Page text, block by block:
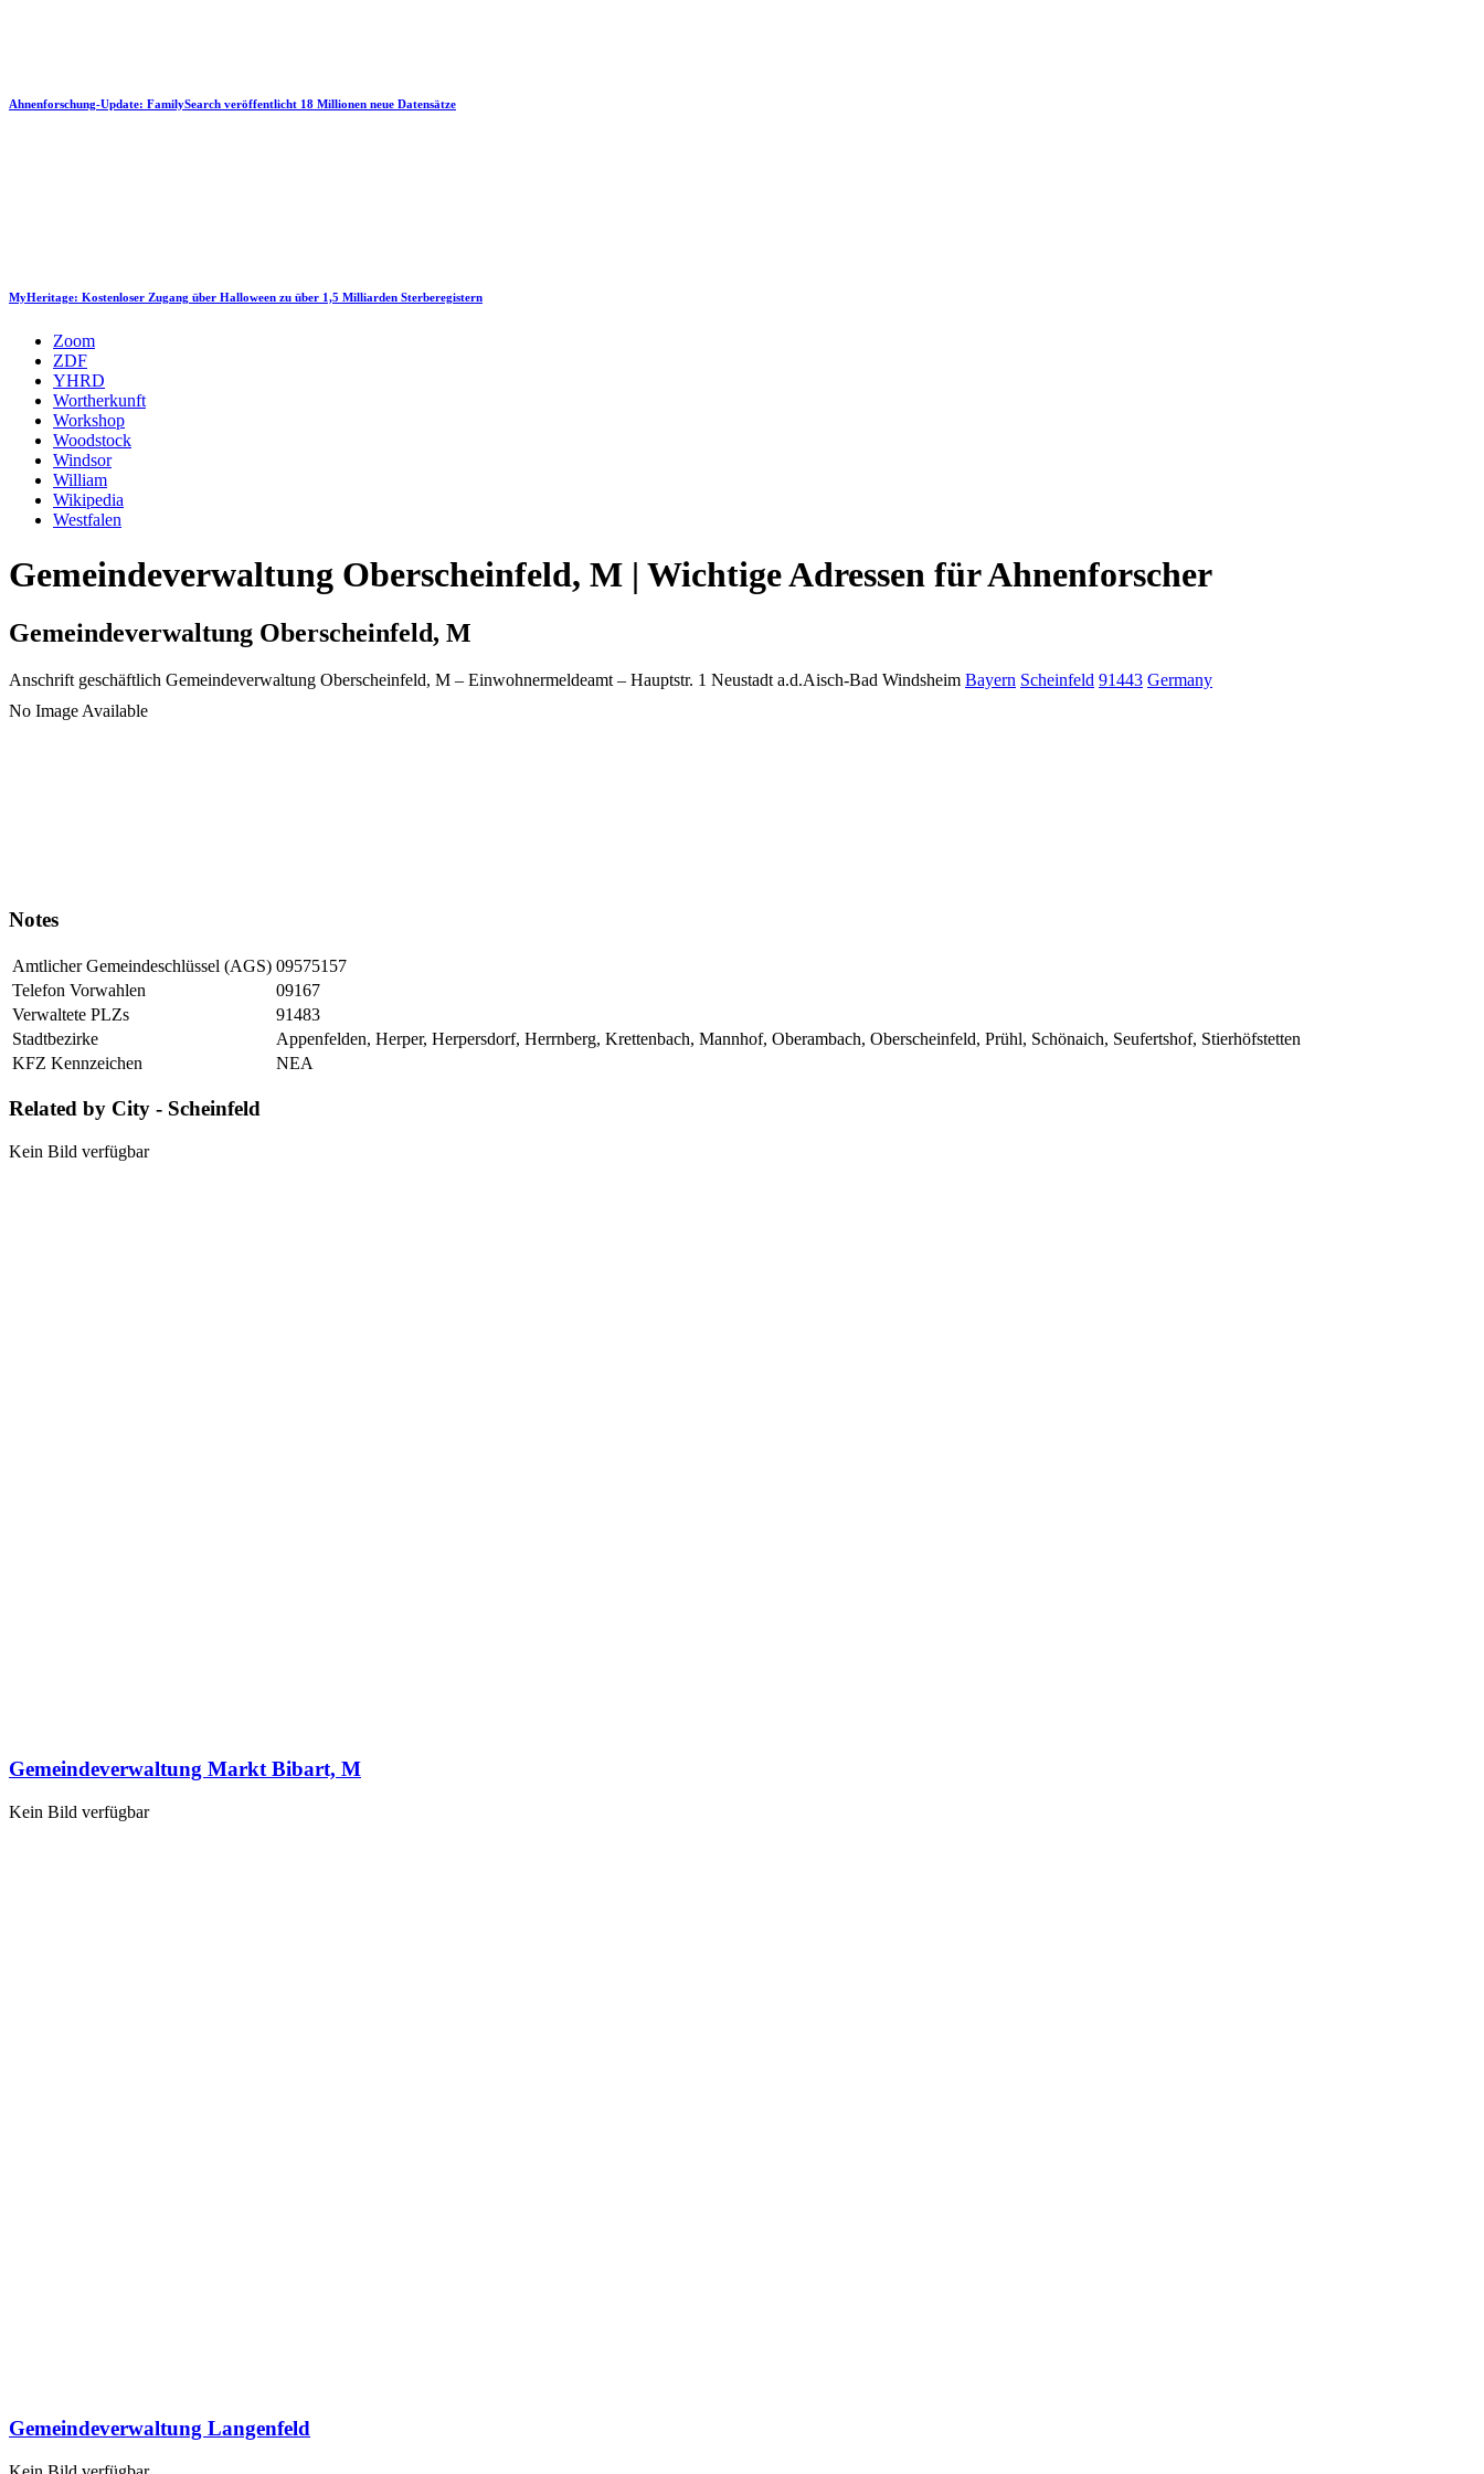
Ahnenforschung-Update: FamilySearch veröffentlicht 18 Millionen neue Datensätze
MyHeritage: Kostenloser Zugang über Halloween zu über 1,5 Milliarden Sterberegistern
Zoom
ZDF
YHRD
Wortherkunft
Workshop
Woodstock
Windsor
William
Wikipedia
Westfalen
Gemeindeverwaltung Oberscheinfeld, M | Wichtige Adressen für Ahnenforscher
Gemeindeverwaltung Oberscheinfeld, M
Anschrift geschäftlich Gemeindeverwaltung Oberscheinfeld, M – Einwohnermeldeamt – Hauptstr. 1 Neustadt a.d.Aisch-Bad Windsheim Bayern Scheinfeld 91443 Germany
No Image Available
Notes
Amtlicher Gemeindeschlüssel (AGS) 09575157
Telefon Vorwahlen
09167
Verwaltete PLZs
91483
Stadtbezirke
Appenfelden, Herper, Herpersdorf, Herrnberg, Krettenbach, Mannhof, Oberambach, Oberscheinfeld, Prühl, Schönaich, Seufertshof, Stierhöfstetten
KFZ Kennzeichen
NEA
Related by City - Scheinfeld
Kein Bild verfügbar
Gemeindeverwaltung Markt Bibart, M
Kein Bild verfügbar
Gemeindeverwaltung Langenfeld